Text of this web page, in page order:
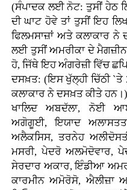
(ਸੰਪਾਦਕ ਲਈ ਨੋਟ: ਤੁਸੀਂ ਹੇਠ
ਦੀ ਘਾਟ ਹੋਵੇ ਤਾਂ ਤੁਸੀਂ ਇਹ
ਫਿਲਮਸਾਜ਼ਾਂ ਅਤੇ ਕਲਾਕਾਰ
ਲਈ ਤੁਸੀਂ ਅਮਰੀਕਾ ਦੇ
ਹੋ, ਜਿੱਥੇ ਇਹ ਅੰਗਰੇਜ਼ੀ ਵਿੱਚ
ਦਸਖ਼ਤ: (ਇਸ ਖੁੱਲ੍ਹੀ ਚਿੱਠੀ `ਤੇ
ਕਲਾਕਾਰ ਨੇ ਦਸਖ਼ਤ ਕੀਤੇ ਹਨ।)
ਖਾਲਿਦ ਅਬਦੱਲਾ, ਨੋਈ
ਅਗੋਗੂਈ, ਇਯਾਦ
ਅਲੈਕਸਿਸ, ਤਰਨੇਹ
ਮਸਰੀ, ਪੇਦਰੋ ਅਲਮੋਦੋਵਾਰ,
ਸੇਰਦਾਰ ਅਕਾਰ, ਇੰਡੀਆ
ਕਾਰਮੀਨ ਅਮੋਰੋਸੋ,